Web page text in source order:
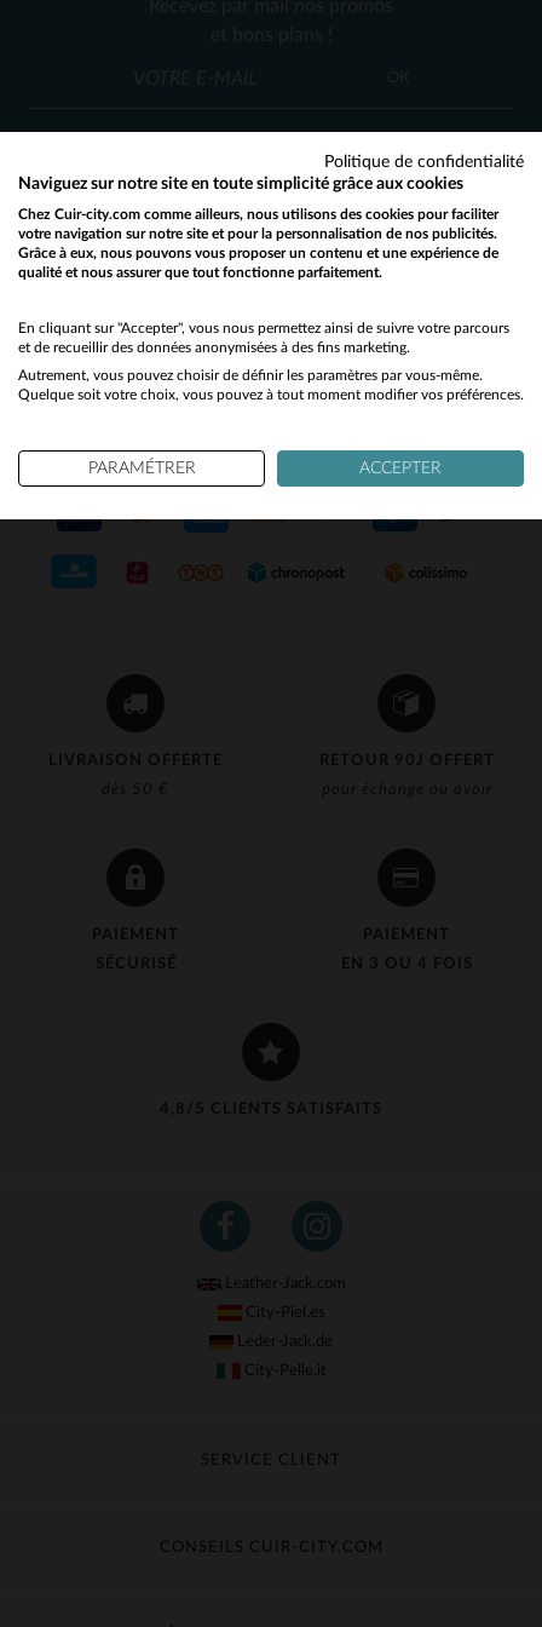
XL 2XL
LIVRAISON OFFERTE
dès 50 €
RETOUR 90J OFFERT
pour échange ou avoir
PAIEMENT
SÉCURISÉ
PAIEMENT
EN 3 OU 4 FOIS
4,8/5 CLIENTS SATISFAITS
Recevez par mail nos promos
et bons plans !
OK
SERVICE CLIENT
Nos conseillers sont à votre écoute
du lundi au vendredi de 10h à 12h30
et de 13h30 à 18h.
NOS PARTENAIRES DE CONFIANCE
Leather-Jack.com
City-Piel.es
Leder-Jack.de
City-Pelle.it
SERVICE CLIENT
Échange & Remboursement
CONSEILS CUIR-CITY.COM
Would you like to be redirected to our English site?
No
Yes
Politique de confidentialité
Naviguez sur notre site en toute simplicité grâce aux cookies
Chez Cuir-city.com comme ailleurs, nous utilisons des cookies pour faciliter
votre navigation sur notre site et pour la personnalisation de nos publicités.
Grâce à eux, nous pouvons vous proposer un contenu et une expérience de
qualité et nous assurer que tout fonctionne parfaitement.
En cliquant sur "Accepter", vous nous permettez ainsi de suivre votre parcours
et de recueillir des données anonymisées à des fins marketing.
Autrement, vous pouvez choisir de définir les paramètres par vous-même.
Quelque soit votre choix, vous pouvez à tout moment modifier vos préférences.
PARAMÉTRER ACCEPTER